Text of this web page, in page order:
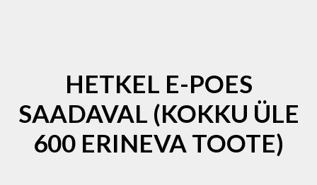
HETKEL E-POES
SAADAVAL (KOKKU ÜLE
600 ERINEVA TOOTE)